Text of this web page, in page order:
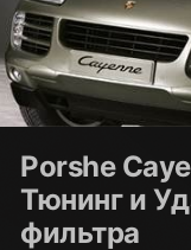
Porshe
Тюнинг и
фильтра